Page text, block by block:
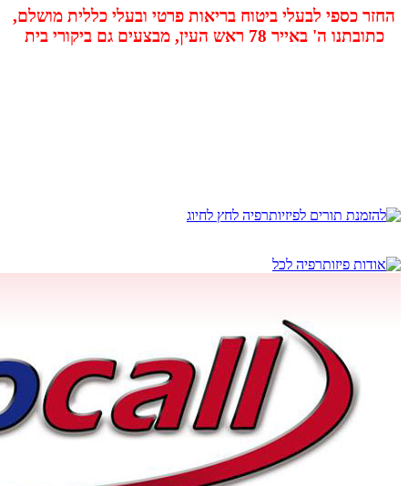
החזר כספי לבעלי ביטוח בריאות פרטי ובעלי כללית מושלם,
כתובתנו ה' באייר 78 ראש העין, מבצעים גם ביקורי בית